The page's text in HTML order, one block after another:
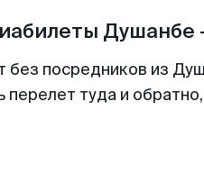
Душанбе
без посредников из
туда и